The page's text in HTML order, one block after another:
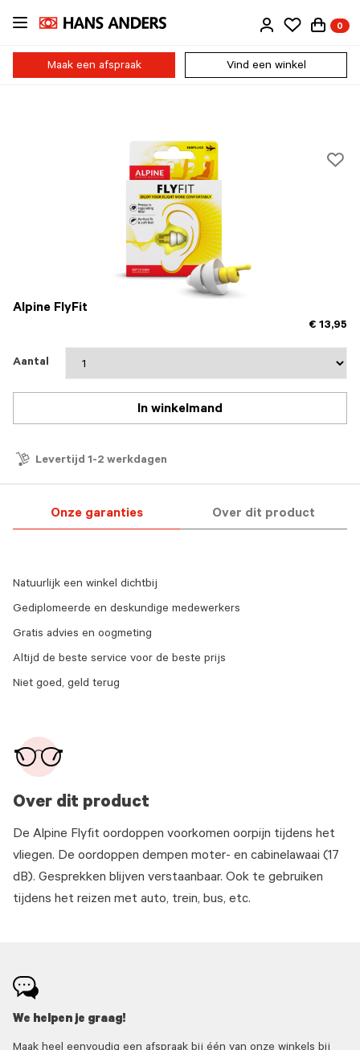
Ga
naar
inhoud
0
Maak een afspraak Vind een winkel
Alpine FlyFit
€ 13,95
Aantal
In winkelmand
Levertijd 1-2 werkdagen
Onze garanties Over dit product
Over dit product
De Alpine Flyfit oordoppen voorkomen oorpijn tijdens het
vliegen. De oordoppen dempen moter- en cabinelawaai (17
dB). Gesprekken blijven verstaanbaar. Ook te gebruiken
tijdens het reizen met auto, trein, bus, etc.
Natuurlijk een winkel dichtbij
Gediplomeerde en deskundige medewerkers
Gratis advies en oogmeting
Altijd de beste service voor de beste prijs
Niet goed, geld terug
We helpen je graag!